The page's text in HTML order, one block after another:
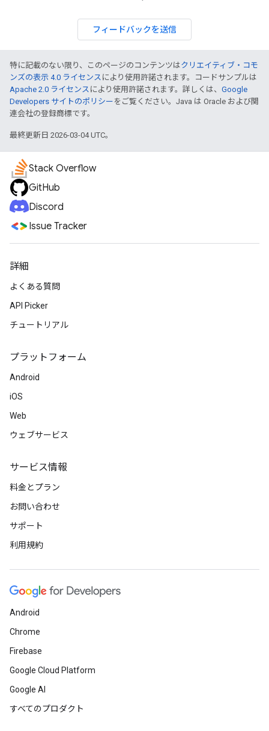
フィードバックを送信
特に記載のない限り、このページのコンテンツはクリエイティブ・コモ
ンズの表示 4.0 ライセンス により使用許諾されます。コードサンプルは
Apache 2.0 ライセンス により使用許諾されます。詳しくは、 Google
Developers サイトのポリシー をご覧ください。Java は Oracle および関
連会社の登録商標です。
最終更新日 2026-03-04 UTC。
Stack Overflow
GitHub
Discord
Issue Tracker
詳細
よくある質問
API Picker
チュートリアル
プラットフォーム
Android
iOS
Web
ウェブサービス
サービス情報
料金とプラン
お問い合わせ
サポート
利用規約
Android
Chrome
Firebase
Google Cloud Platform
Google AI
すべてのプロダクト